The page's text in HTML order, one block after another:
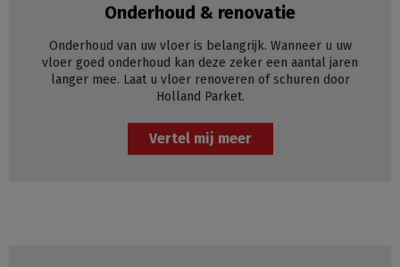
Onderhoud & renovatie
Onderhoud van uw vloer is belangrijk. Wanneer u uw
vloer goed onderhoud kan deze zeker een aantal jaren
langer mee. Laat u vloer renoveren of schuren door
Holland Parket.
Vertel mij meer